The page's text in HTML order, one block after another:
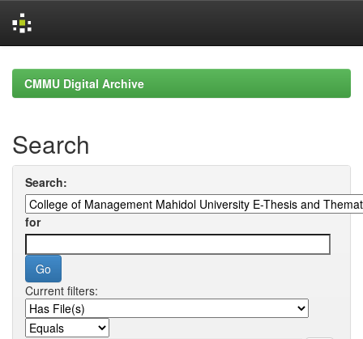
navigationCMMU Digital Archive
Search
Search:
for
Current filters: